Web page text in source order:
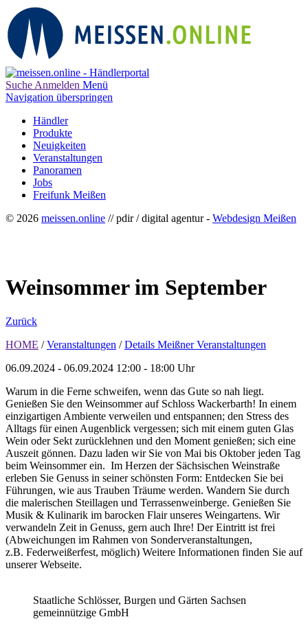
Suche Anmelden Menü
Navigation überspringen
Händler
Produkte
Neuigkeiten
Veranstaltungen
Panoramen
Jobs
Freifunk Meißen
© 2026 meissen.online // pdir / digital agentur - Webdesign Meißen
Weinsommer im September
Zurück
HOME / Veranstaltungen / Details Meißner Veranstaltungen
06.09.2024 - 06.09.2024 12:00 - 18:00 Uhr
Warum in die Ferne schweifen, wenn das Gute so nah liegt.
Genießen Sie den Weinsommer auf Schloss Wackerbarth! In einem
einzigartigen Ambiente verweilen und entspannen; den Stress des
Alltags für einen Augenblick vergessen; sich mit einem guten Glas
Wein oder Sekt zurücklehnen und den Moment genießen; sich eine
Auszeit gönnen. Dazu laden wir Sie von Mai bis Oktober jeden Tag
beim Weinsommer ein. Im Herzen der Sächsischen Weinstraße
erleben Sie Genuss in seiner schönsten Form: Entdecken Sie bei
Führungen, wie aus Trauben Träume werden. Wandern Sie durch
die malerischen Steillagen und Terrassenweinberge. Genießen Sie
Musik & Kulinarik im barocken Flair unseres Weingartens. Wir
verwandeln Zeit in Genuss, gern auch Ihre! Der Eintritt ist frei
(Abweichungen im Rahmen von Sonderveranstaltungen,
z.B. Federweißerfest, möglich) Weitere Informationen finden Sie auf
unserer Webseite.
Staatliche Schlösser, Burgen und Gärten Sachsen
gemeinnützige GmbH